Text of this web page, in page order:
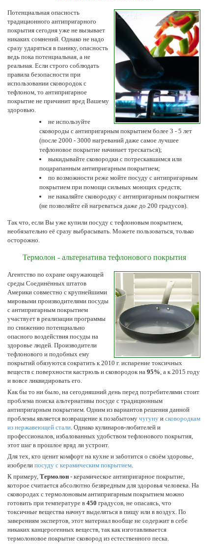
Потенциальная опасность
традиционного антипригарного
покрытия сегодня уже не вызывает
никаких сомнений. Однако не надо
сразу ударяться в панику, опасность
ведь пока потенциальная, а не
реальная. Если строго соблюдать
правила безопасности при
использовании сковородок с
тефлоном, то антипригарное
покрытие не причинит вред Вашему
здоровью.
не используйте
сковороды с антипригарным покрытием более 3 - 5 лет
(после 2000 - 3000 нагреваний даже самое лучшее
тефлоновое покрытие начинает трескаться);
выкидывайте сковородки с потрескавшимся или
поцарапанным антипригарным покрытием;
по возможности реже мойте посуду с антипригарным
покрытием при помощи сильных моющих средств;
не накаляйте сковородку с антипригарным покрытием
(не позволяйте ей нагреваться даже до 200 градусов).
Так что, если Вы уже купили посуду с тефлоновым покрытием,
необязательно её сразу выбрасывать. Можете пользоваться, только
осторожно.
Термолон - альтернатива тефлонового покрытия
Агентство по охране окружающей
среды Соединённых штатов
Америки совместно с крупнейшими
мировыми производителями посуды
с антипригарным покрытием
участвует в реализации программы
по снижению потенциально
опасного воздействия посуды на
здоровье людей. Производители
тефлонового и подобных ему
покрытий обязуются сократить к 2010 г. испарение токсичных
веществ с поверхности кастрюль и сковородок на 95% , а к 2015 году
и вовсе ликвидировать его.
Как бы то ни было, на сегодняшний день перед потребителями стоит
проблема поиска альтернативы посуде с традиционным
антипригарным покрытием. Одним из вариантов решения данной
проблемы является возвращение к позабытому чугуну и сковородкам
из нержавеющей стали . Однако кулинаров-любителей и
профессионалов, избалованных удобством тефлонового покрытия,
этот шаг в прошлое вряд ли устроит.
Для тех, кто ценит комфорт на кухне и заботится о своём здоровье,
изобрели посуду с керамическим покрытием
К примеру, Термолон - керамическое антипригарное покрытие,
которое считается абсолютно безвредным для здоровья человека. На
сковородах с термолоновым антипригарным покрытием можно
готовить при температуре в 450 градусов, не опасаясь, что
токсичные вещества начнут выделяться в пищу или в воздух. По
заверениям экспертов, этот материал вообще не содержит в себе
никаких канцерогенных веществ, так как изготавливается
термолоновое покрытие сковород из естественного песка.